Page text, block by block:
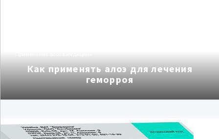
Как применять алоэ для лечения
геморроя